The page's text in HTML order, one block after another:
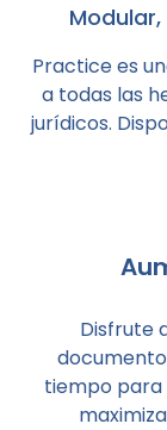
Practice es
a todas las
jurídicos.
Disfrute
tiempo para